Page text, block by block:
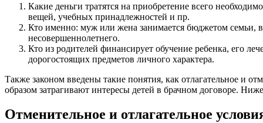
Какие деньги тратятся на приобретение всего
вещей, учебных принадлежностей и пр.
Кто именно: муж или жена занимается бюджетом семьи,
несовершеннолетнего.
Кто из родителей финансирует обучение ребенка, его
дорогостоящих предметов личного характера.
Также законом введены такие понятия, как отлагательное и
образом затрагивают интересы детей в брачном договоре.
Отменительное и отлагательное